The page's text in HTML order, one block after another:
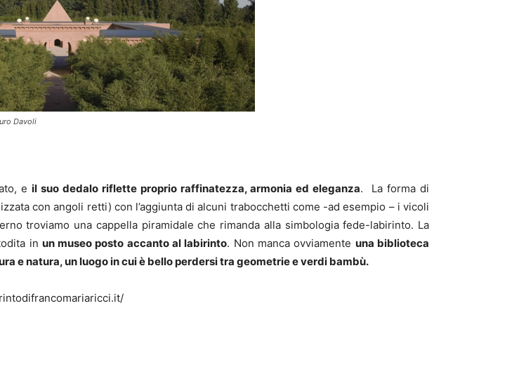
Davoli
e il suo dedalo riflette proprio raffinatezza, armonia ed eleganza. La forma di
con angoli retti) con l’aggiunta di alcuni trabocchetti come -ad esempio – i vicoli
troviamo una cappella piramidale che rimanda alla simbologia fede-labirinto. La
in un museo posto accanto al labirinto. Non manca ovviamente una biblioteca
e natura, un luogo in cui è bello perdersi tra geometrie e verdi bambù.